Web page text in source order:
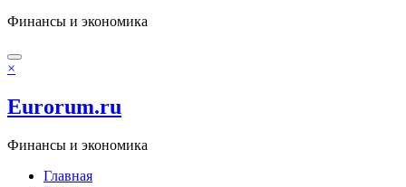
Финансы и экономика
×
Eurorum.ru
Финансы и экономика
Главная